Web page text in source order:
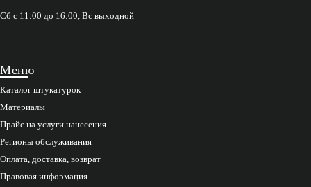
Сб с 11:00 до 16:00, Вс выходной
Меню
Каталог штукатурок
Материалы
Прайс на услуги нанесения
Регионы обслуживания
Оплата, доставка, возврат
Правовая информация